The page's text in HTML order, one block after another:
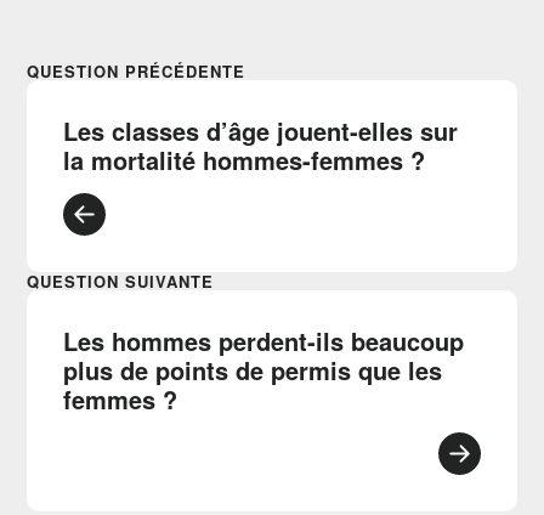
QUESTION PRÉCÉDENTE
Les classes d’âge jouent-elles sur
la mortalité hommes-femmes ?
QUESTION SUIVANTE
Les hommes perdent-ils beaucoup
plus de points de permis que les
femmes ?